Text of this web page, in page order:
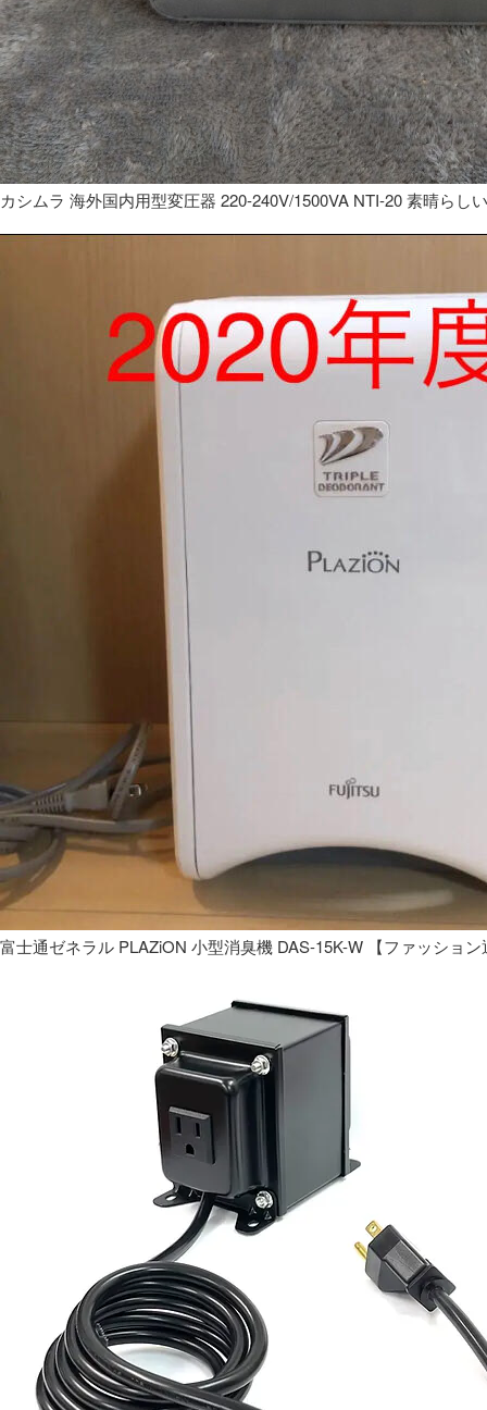
カシムラ 海外国内用型変圧器 220-240V/1500VA NTI-20 素晴らし
富士通ゼネラル PLAZiON 小型消臭機 DAS-15K-W 【ファッション